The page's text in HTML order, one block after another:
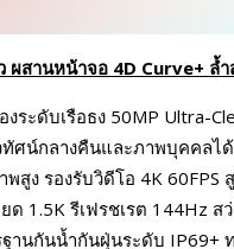
ผสานหน้าจอ 4D Curve+ ล้
ระดับเรือธง 50MP Ultra-
ศน์กลางคืนและภาพบุคคลไ
ง รองรับวิดีโอ 4K
1.5K รีเฟรชเรต 144Hz ส
านกันน้ำกันฝุ่นระดับ IP69+